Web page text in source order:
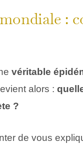
:
véritable
alors :
?
de vous